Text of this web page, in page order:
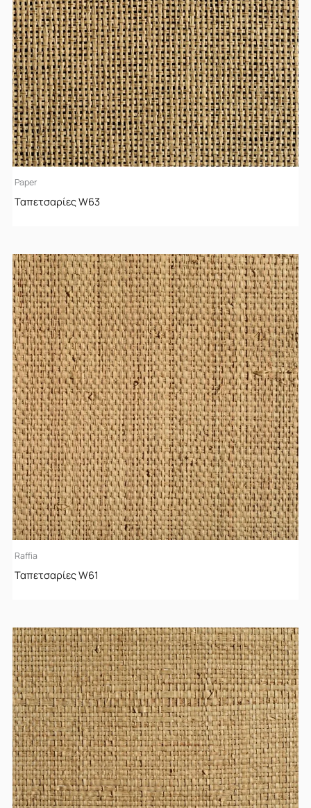
Paper
Ταπετσαρίες W63
Raffia
Ταπετσαρίες W61